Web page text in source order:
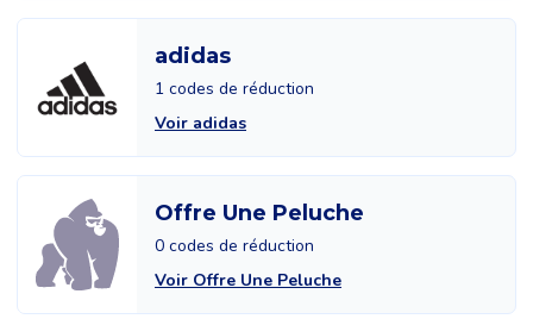
adidas
1 codes de réduction
Voir adidas
Offre Une Peluche
0 codes de réduction
Voir Offre Une Peluche